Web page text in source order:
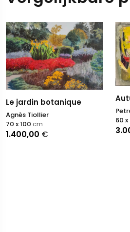
Le jardin botanique
Agnès Tiollier
1.400,00 €
70 x 100 cm 60 x